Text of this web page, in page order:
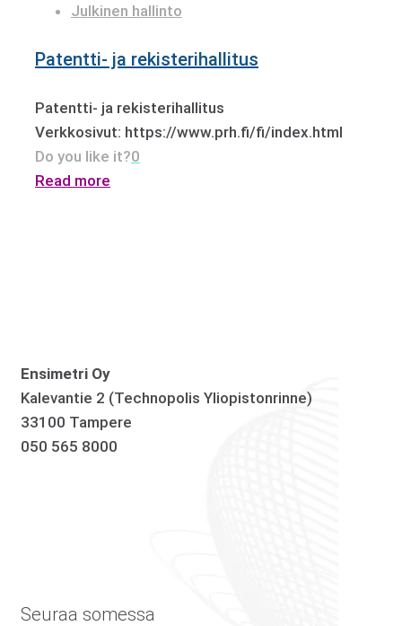
Julkinen hallinto
Patentti- ja rekisterihallitus
Patentti- ja rekisterihallitus
Verkkosivut: https://www.prh.fi/fi/index.html
Do you like it?0
Read more
Ensimetri Oy
Kalevantie 2 (Technopolis Yliopistonrinne)
33100 Tampere
050 565 8000
Seuraa somessa